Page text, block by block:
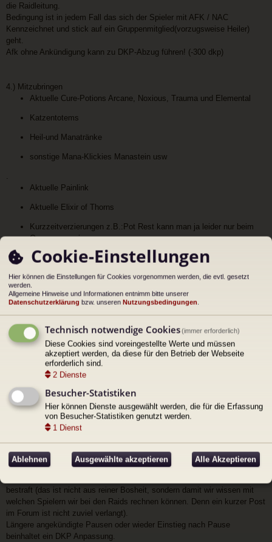
die Raidleitung.
Bedingung ist in jedem Fall das sich der Spieler mit AFK / NAC
Kennzeichnet und stick auf ein Gruppenmitglied(vorzugsweise Heiler)
geht.
Afk ohne Ankündigung kann zu DKP-Abzug führen! (-300 dkp)
4.) Mitzubringen
Aktuelle Cure-Potions Arcane, Noxious, Trauma und Elemental
Katzentotems
Heil-und Manatränke
sonstige Mana-Klickies Manastein usw
.
Aktuelle Painlink
Aktuelle Elixir of Thorns
Kurzzeitverzierungen z.B.:Pot Rest kann man ja leider nur beim
Overseer gewinnen
4a.)Pflichtskillung: Drachenbaum und Prestige Klassenbaum :
Dozekarr`s Resilience ->Persitence
Enhanced Vigor(Rank 8 )
Scaled Protektion ->Undeath
Enhanced Vigor(Rank 8 )
Heiler
Enhanced Vigor(Rank 8 )
5.) Längere Raidpausen:
Wer aus RL technischen Gründen, mehr als 2 Wochen, sei es durch
Urlaub, Umzug, Prüfungen, PC defekt usw. nicht an den Raids teilnehmen
kann muss sich im Forum oder bei der Raidleitung über den Zeitraum
abmelden.
bestraft (das ist nicht aus reiner Bosheit, sondern damit wir wissen mit
welchen Spielern wir bei den Raids rechnen können. Denn ein kurzer Post
im Forum ist nicht zuviel verlangt).
Längere angekündigte Pausen oder wieder Einstieg nach Pause
beinhaltet ein DKP Anpassung.
Cookie-Einstellungen
Hier können die Einstellungen für Cookies vorgenommen werden, die evtl. gesetzt
werden.
Allgemeine Hinweise und Informationen entnimm bitte unserer
Datenschutzerklärung bzw. unseren Nutzungsbedingungen.
Technisch notwendige Cookies(immer erforderlich)
Diese Cookies sind voreingestellte Werte und müssen
akzeptiert werden, da diese für den Betrieb der Webseite
erforderlich sind.
2 Dienste
Besucher-Statistiken
Hier können Dienste ausgewählt werden, die für die Erfassung
von Besucher-Statistiken genutzt werden.
1 Dienst
Ablehnen Ausgewählte akzeptieren Alle Akzeptieren